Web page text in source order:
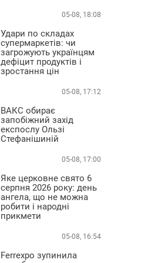
05-08, 18:08
Удари по складах
супермаркетів: чи
загрожують українцям
дефіцит продуктів і
зростання цін
05-08, 17:12
ВАКС обирає
запобіжний захід
експослу Ользі
Стефанішиній
05-08, 17:00
Яке церковне свято 6
серпня 2026 року: день
ангела, що не можна
робити і народні
прикмети
05-08, 16:54
Ferrexpo зупинила